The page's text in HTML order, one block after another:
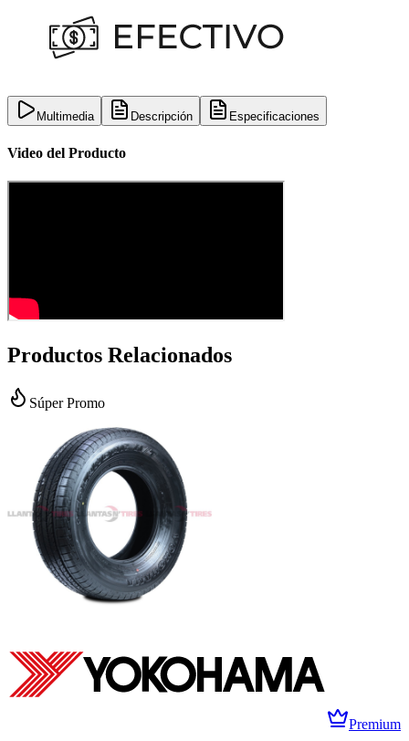
Multimedia Descripción Especificaciones
Video del Producto
Productos Relacionados
Súper Promo
Premium